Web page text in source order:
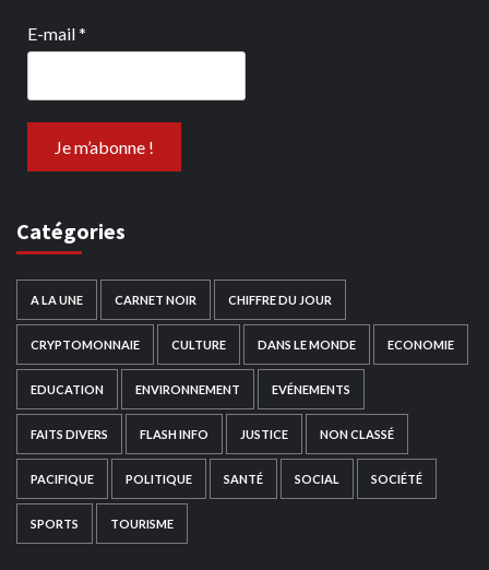
E-mail*
Catégories
A LA UNE CARNET NOIR CHIFFRE DU JOUR
CRYPTOMONNAIE CULTURE DANS LE MONDE ECONOMIE
EDUCATION ENVIRONNEMENT EVÉNEMENTS
FAITS DIVERS FLASH INFO JUSTICE NON CLASSÉ
PACIFIQUE POLITIQUE SANTÉ SOCIAL SOCIÉTÉ
SPORTS TOURISME